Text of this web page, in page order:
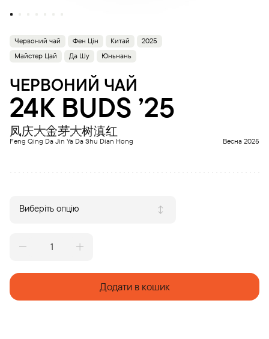
Червоний чай Фен Цін Китай
2025
Майстер Цай
Да Шу Юньнань
ЧЕРВОНИЙ ЧАЙ
24K BUDS ’25
凤庆大金芽大树滇红
Feng Qing Da Jin Ya Da Shu Dian Hong Весна 2025
Виберіть опцію
quantity
Додати в кошик